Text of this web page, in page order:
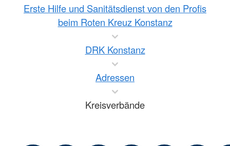
Erste Hilfe und Sanitätsdienst von den Profis
beim Roten Kreuz Konstanz
DRK Konstanz
Adressen
Kreisverbände